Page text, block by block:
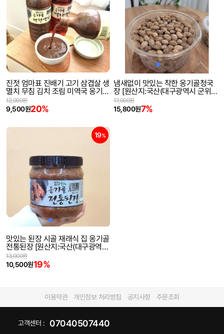
진젓 엄마표 진배기 고기 삼겹살 생
멸치 무침 김치 조림 미역국 옹기골
멸치액젓 멸치액젖 [원산지:국산(대
구광역시 군위군)]
9,500원20%
12,000원
냄새없이 맛있는 착한 옹기골청국
장 [원산지:국산(대구광역시 군위
군)]
15,800원7%
17,000원
19%
맛있는 된장 시골 재래식 집 옹기골
전통된장 [원산지:국산(대구광역시
군위군)]
10,500원19%
13,000원
이용약관 개인정보 처리방침 공지사항 주문조회
고객센터 : 07040507440